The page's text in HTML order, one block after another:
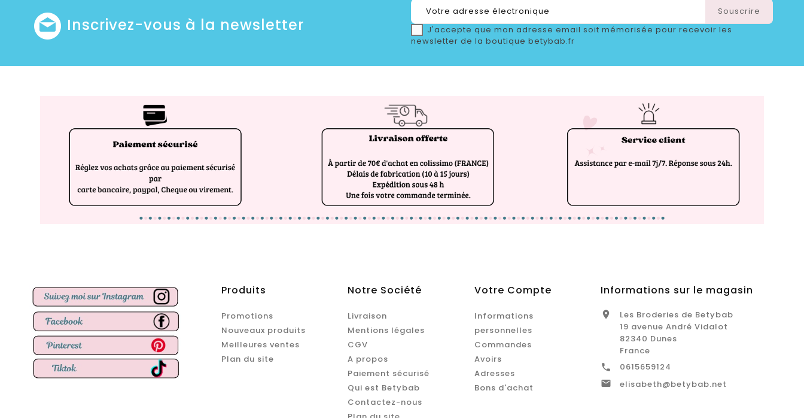
Inscrivez-vous à la newsletter
J'accepte que mon adresse email soit mémorisée pour recevoir les
newsletter de la boutique betybab.fr
Produits
Promotions
Nouveaux produits
Meilleures ventes
Plan du site
Notre Société
Livraison
Mentions légales
CGV
A propos
Paiement sécurisé
Qui est Betybab
Contactez-nous
Votre Compte
Informations
personnelles
Commandes
Avoirs
Adresses
Bons d'achat
Informations sur le magasin

Les Broderies de Betybab
19 avenue André Vidalot
82340 Dunes
France
 0615659124
 elisabeth@betybab.net